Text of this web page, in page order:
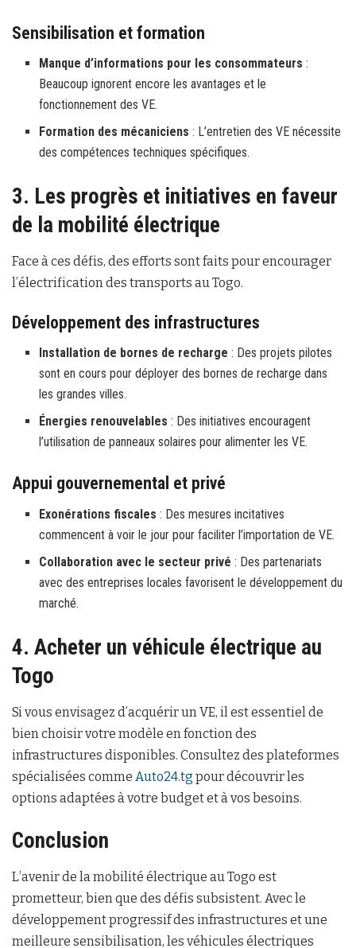
Sensibilisation et formation
Manque d’informations pour les consommateurs :
Beaucoup ignorent encore les avantages et le
fonctionnement des VE.
Formation des mécaniciens : L’entretien des VE nécessite
des compétences techniques spécifiques.
3. Les progrès et initiatives en faveur
de la mobilité électrique
Face à ces défis, des efforts sont faits pour encourager
l’électrification des transports au Togo.
Développement des infrastructures
Installation de bornes de recharge : Des projets pilotes
sont en cours pour déployer des bornes de recharge dans
les grandes villes.
Énergies renouvelables : Des initiatives encouragent
l’utilisation de panneaux solaires pour alimenter les VE.
Appui gouvernemental et privé
Exonérations fiscales : Des mesures incitatives
commencent à voir le jour pour faciliter l’importation de VE.
Collaboration avec le secteur privé : Des partenariats
avec des entreprises locales favorisent le développement du
marché.
4. Acheter un véhicule électrique au
Togo
Si vous envisagez d’acquérir un VE, il est essentiel de
bien choisir votre modèle en fonction des
infrastructures disponibles. Consultez des plateformes
spécialisées comme Auto24.tg pour découvrir les
options adaptées à votre budget et à vos besoins.
Conclusion
L’avenir de la mobilité électrique au Togo est
prometteur, bien que des défis subsistent. Avec le
développement progressif des infrastructures et une
meilleure sensibilisation, les véhicules électriques